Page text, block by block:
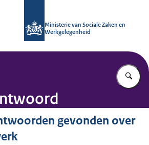
Ministerie van Sociale Zaken en
Werkgelegenheid
gevonden over